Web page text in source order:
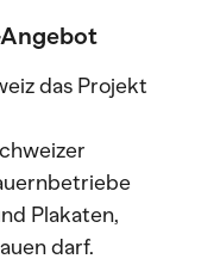
das Projekt
Plakaten,
darf.